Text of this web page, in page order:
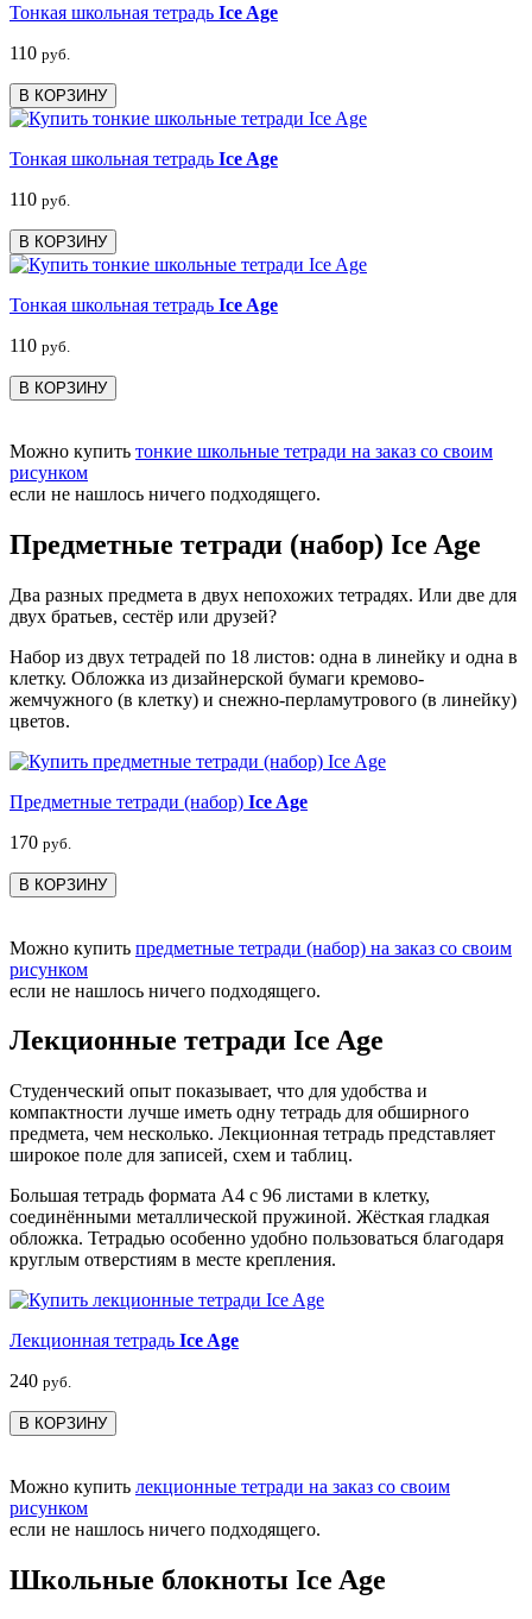
Тонкая школьная тетрадь Ice Age
110 руб.
В КОРЗИНУ
Тонкая школьная тетрадь Ice Age
110 руб.
В КОРЗИНУ
Тонкая школьная тетрадь Ice Age
110 руб.
В КОРЗИНУ
Можно купить тонкие школьные тетради на заказ со своим
рисунком
если не нашлось ничего подходящего.
Предметные тетради (набор) Ice Age
Два разных предмета в двух непохожих тетрадях. Или две для
двух братьев, сестёр или друзей?
Набор из двух тетрадей по 18 листов: одна в линейку и одна в
клетку. Обложка из дизайнерской бумаги кремово-
жемчужного (в клетку) и снежно-перламутрового (в линейку)
цветов.
Предметные тетради (набор) Ice Age
170 руб.
В КОРЗИНУ
Можно купить предметные тетради (набор) на заказ со своим
рисунком
если не нашлось ничего подходящего.
Лекционные тетради Ice Age
Студенческий опыт показывает, что для удобства и
компактности лучше иметь одну тетрадь для обширного
предмета, чем несколько. Лекционная тетрадь представляет
широкое поле для записей, схем и таблиц.
Большая тетрадь формата А4 с 96 листами в клетку,
соединёнными металлической пружиной. Жёсткая гладкая
обложка. Тетрадью особенно удобно пользоваться благодаря
круглым отверстиям в месте крепления.
Лекционная тетрадь Ice Age
240 руб.
В КОРЗИНУ
Можно купить лекционные тетради на заказ со своим
рисунком
если не нашлось ничего подходящего.
Школьные блокноты Ice Age